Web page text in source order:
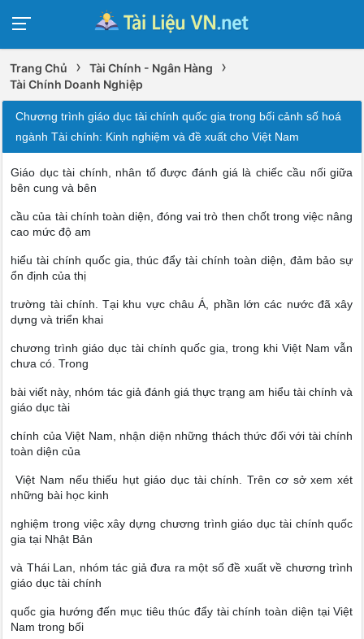
Trang Chủ › Tài Chính - Ngân Hàng ›
Tài Chính Doanh Nghiệp
Chương trình giáo dục tài chính quốc gia trong bối cảnh số hoá
ngành Tài chính: Kinh nghiệm và đề xuất cho Việt Nam
Giáo dục tài chính, nhân tố được đánh giá là chiếc cầu nối giữa
bên cung và bên
cầu của tài chính toàn diện, đóng vai trò then chốt trong việc nâng
cao mức độ am
hiểu tài chính quốc gia, thúc đẩy tài chính toàn diện, đảm bảo sự
ổn định của thị
trường tài chính. Tại khu vực châu Á, phần lớn các nước đã xây
dựng và triển khai
chương trình giáo dục tài chính quốc gia, trong khi Việt Nam vẫn
chưa có. Trong
bài viết này, nhóm tác giả đánh giá thực trạng am hiểu tài chính và
giáo dục tài
chính của Việt Nam, nhận diện những thách thức đối với tài chính
toàn diện của
Việt Nam nếu thiếu hụt giáo dục tài chính. Trên cơ sở xem xét
những bài học kinh
nghiệm trong việc xây dựng chương trình giáo dục tài chính quốc
gia tại Nhật Bản
và Thái Lan, nhóm tác giả đưa ra một số đề xuất về chương trình
giáo dục tài chính
quốc gia hướng đến mục tiêu thúc đẩy tài chính toàn diện tại Việt
Nam trong bối